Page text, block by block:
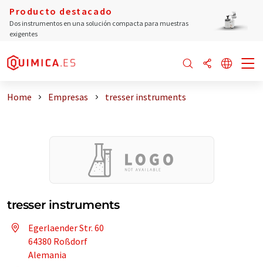
Producto destacado
Dos instrumentos en una solución compacta para muestras
exigentes
Home Empresas tresser instruments
tresser instruments
Egerlaender Str. 60
64380 Roßdorf
Alemania